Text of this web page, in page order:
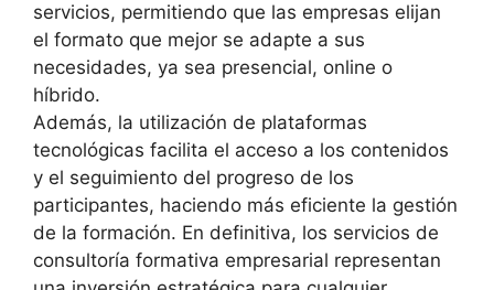
servicios, permitiendo que las empresas elijan
el formato que mejor se adapte a sus
necesidades, ya sea presencial, online o
híbrido.
Además, la utilización de plataformas
tecnológicas facilita el acceso a los contenidos
y el seguimiento del progreso de los
participantes, haciendo más eficiente la gestión
de la formación. En definitiva, los servicios de
consultoría formativa empresarial representan